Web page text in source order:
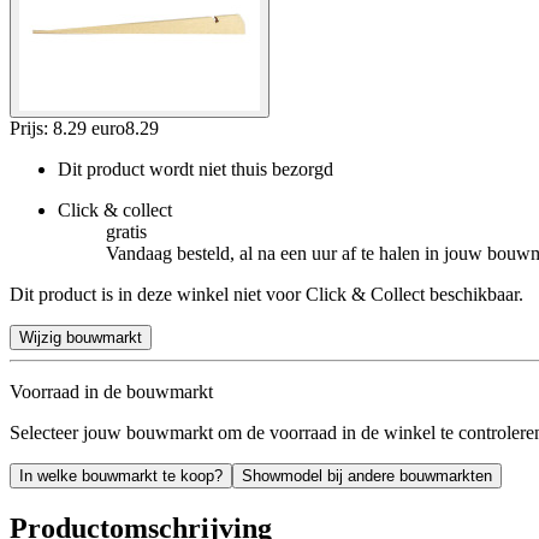
Prijs: 8.29 euro8.29
Dit product wordt niet thuis bezorgd
Click & collect
gratis
Vandaag besteld, al na een uur af te halen in jouw
Dit product is in deze winkel niet voor Click & Collect beschikbaar.
Wijzig bouwmarkt
Voorraad in de bouwmarkt
Selecteer jouw bouwmarkt om de voorraad in de winkel te
In welke bouwmarkt te koop? Showmodel bij andere bouwmarkten
Productomschrijving